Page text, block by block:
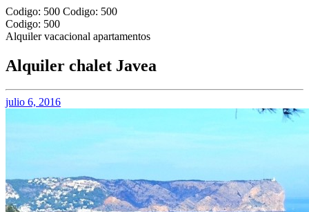
Codigo: 500 Codigo: 500
Codigo: 500
Alquiler vacacional apartamentos
Alquiler chalet Javea
julio 6, 2016